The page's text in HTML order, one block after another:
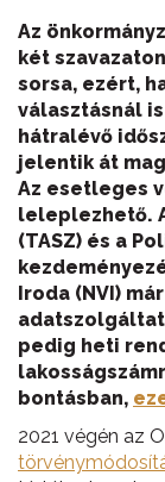
Az
két
sorsa, ezért,
választásnál
hátralévő
jelentik át
Az esetleges
leleplezhető.
(TASZ) és a
Iroda (NVI)
pedig heti
bontásban,
2021 végén az